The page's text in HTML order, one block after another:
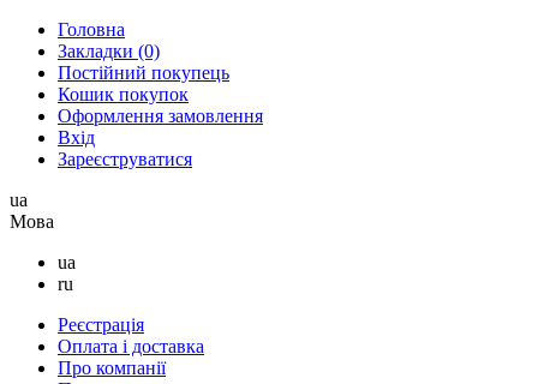
Головна
Закладки (0)
Постійний покупець
Кошик покупок
Оформлення замовлення
Вхід
Зареєструватися
ua
Мова
ua
ru
Реєстрація
Оплата і доставка
Про компанії